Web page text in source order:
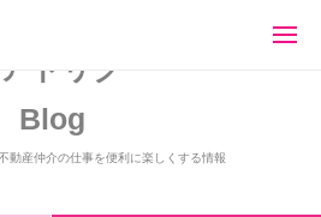
Blog
動産仲介の仕事を便利に楽しくする情報